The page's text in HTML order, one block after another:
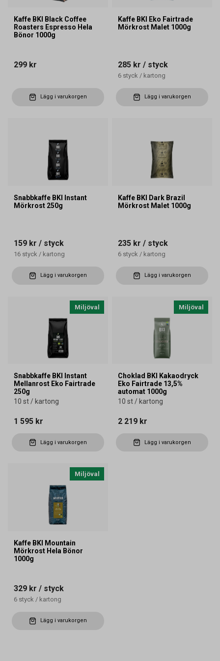
Kaffe BKI Black Coffee
Roasters Espresso Hela
Bönor 1000g
299 kr
Lägg i varukorgen
Kaffe BKI Eko Fairtrade
Mörkrost Malet 1000g
285 kr / styck
6 styck / kartong
Lägg i varukorgen
Snabbkaffe BKI Instant
Mörkrost 250g
159 kr / styck
16 styck / kartong
Lägg i varukorgen
Kaffe BKI Dark Brazil
Mörkrost Malet 1000g
235 kr / styck
6 styck / kartong
Lägg i varukorgen
Miljöval
Snabbkaffe BKI Instant
Mellanrost Eko Fairtrade
250g
10 st / kartong
1 595 kr
Lägg i varukorgen
Miljöval
Choklad BKI Kakaodryck
Eko Fairtrade 13,5%
automat 1000g
10 st / kartong
2 219 kr
Lägg i varukorgen
Miljöval
Kaffe BKI Mountain
Mörkrost Hela Bönor
1000g
329 kr / styck
6 styck / kartong
Lägg i varukorgen